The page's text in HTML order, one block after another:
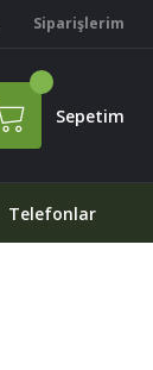
Siparişlerim
Sepetim
Telefonlar